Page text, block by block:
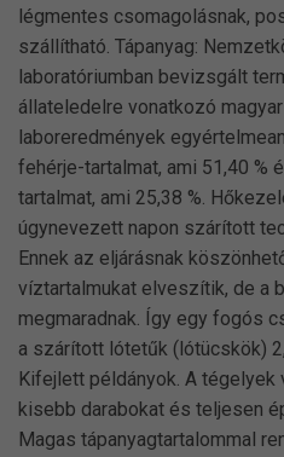
légmentes csomagolásnak,
szállítható. Tápanyag:
laboratóriumban bevizsgált
állateledelre vonatkozó
laboreredmények
fehérje-tartalmat, ami 51,40 %
tartalmat, ami 25,38 %.
úgynevezett napon szárított
Ennek az eljárásnak
víztartalmukat elveszítik, de a
megmaradnak. Így egy fogós
a szárított lótetűk (lótücskök)
Kifejlett példányok. A tégelyek
kisebb darabokat és teljesen
Magas tápanyagtartalommal